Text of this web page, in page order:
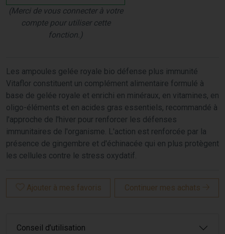
(Merci de vous connecter à votre
compte pour utiliser cette
fonction.)
Les ampoules gelée royale bio défense plus immunité
Vitaflor constituent un complément alimentaire formulé à
base de gelée royale et enrichi en minéraux, en vitamines, en
oligo-éléments et en acides gras essentiels, recommandé à
l'approche de l'hiver pour renforcer les défenses
immunitaires de l'organisme. L'action est renforcée par la
présence de gingembre et d'échinacée qui en plus protègent
les cellules contre le stress oxydatif.
Ajouter à mes favoris Continuer mes achats
Conseil d’utilisation